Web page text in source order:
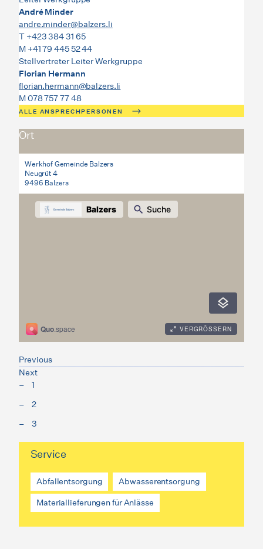
André Minder
andre.minder@balzers.li
T +423 384 31 65
M +41 79 445 52 44
Stellvertreter Leiter Werkgruppe
Florian Hermann
florian.hermann@balzers.li
M 078 757 77 48
ALLE ANSPRECHPERSONEN
Ort
Werkhof Gemeinde Balzers
Neugrüt 4
9496 Balzers
Previous
Next
1
2
3
Service
Abfallentsorgung
Abwasserentsorgung
Materiallieferungen für Anlässe